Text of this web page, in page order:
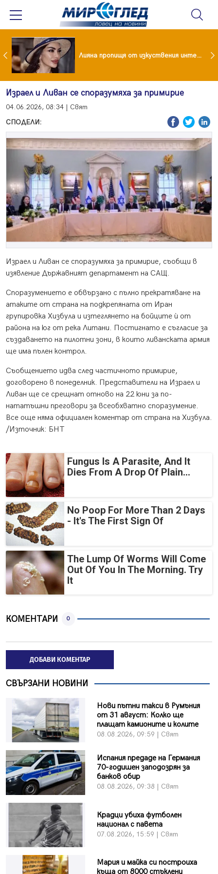
Популярен риалити герой заряза жена си заради друга Лияна пропищя от изкуствения интелект
Израел и Ливан се споразумяха за примирие
04.06.2026, 08:34 | Свят
СПОДЕЛИ:
Израел и Ливан се споразумяха за примирие, съобщи в
изявление Държавният департамент на САЩ.
Споразумението е обвързано с пълно прекратяване на
атаките от страна на подкрепяната от Иран
групировка Хизбула и изтеглянето на бойците ѝ от
района на юг от река Литани. Постигнато е съгласие за
създаването на пилотни зони, в които ливанската армия
ще има пълен контрол.
Съобщението идва след частичното примирие,
договорено в понеделник. Представители на Израел и
Ливан ще се срещнат отново на 22 юни за по-
нататъшни преговори за всеобхватно споразумение.
Все още няма официален коментар от страна на Хизбула.
/Източник: БНТ
Fungus Is A Parasite, And It
Dies From A Drop Of Plain...
No Poop For More Than 2 Days
- It's The First Sign Of
The Lump Of Worms Will Come
Out Of You In The Morning. Try
It
КОМЕНТАРИ 0
ДОБАВИ КОМЕНТАР
СВЪРЗАНИ НОВИНИ
Нови пътни такси в Румъния
от 31 август: Колко ще
плащат камионите и колите
08.08.2026, 09:59 | Свят
Испания предаде на Германия
70-годишен заподозрян за
банков обир
08.08.2026, 09:38 | Свят
Крадци убиха футболен
национал с павета
07.08.2026, 15:59 | Свят
Мария и майка си построиха
къща от 8000 стъклени